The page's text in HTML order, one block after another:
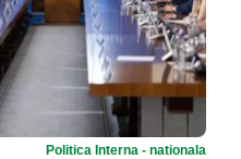
Politica Interna - nationala